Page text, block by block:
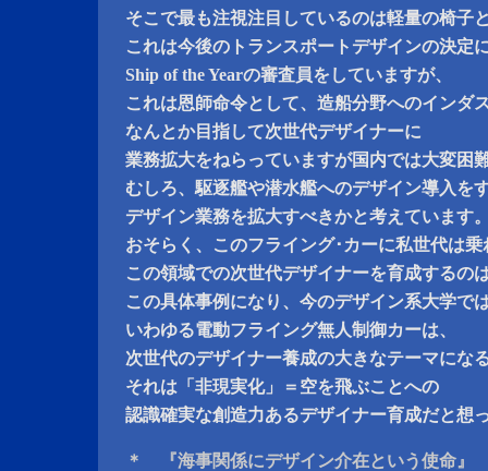
そこで最も注視注目しているのは軽量の椅子
これは今後のトランスポートデザインの決定
Ship of the Yearの審査員をしていますが、
これは恩師命令として、造船分野へのインダ
なんとか目指して次世代デザイナーに
業務拡大をねらっていますが国内では大変困
むしろ、駆逐艦や潜水艦へのデザイン導入を
デザイン業務を拡大すべきかと考えています
おそらく、このフライング･カーに私世代は
この領域での次世代デザイナーを育成するの
この具体事例になり、今のデザイン系大学で
いわゆる電動フライング無人制御カーは、
次世代のデザイナー養成の大きなテーマにな
それは「非現実化」＝空を飛ぶことへの
認識確実な創造力あるデザイナー育成だと想
＊ 『海事関係にデザイン介在という使命』